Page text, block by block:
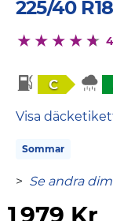
225/40
C
Visa
Sommar
> Se andra
1979 Kr